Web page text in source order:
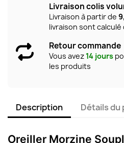
Livraison colis
Livraison à partir de
livraison sont
Retour commande
Vous avez14 jours
les produits
Description Détails du
Oreiller Morzine